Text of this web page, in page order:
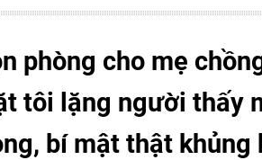
phòng cho mẹ
tôi lặng người thấy
bí mật thật khủng